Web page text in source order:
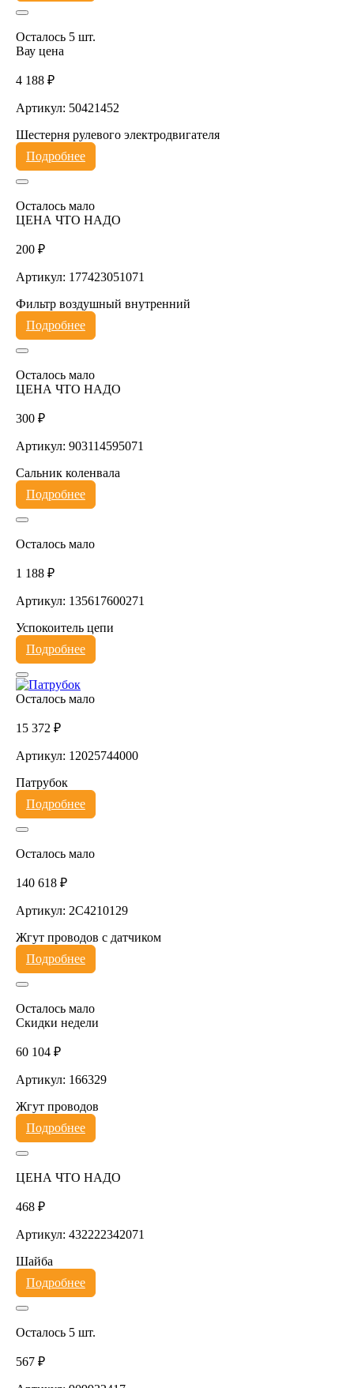
Осталось 5 шт.
Вау цена
4 188 ₽
Артикул: 50421452
Шестерня рулевого электродвигателя
Подробнее
Осталось мало
ЦЕНА ЧТО НАДО
200 ₽
Артикул: 177423051071
Фильтр воздушный внутренний
Подробнее
Осталось мало
ЦЕНА ЧТО НАДО
300 ₽
Артикул: 903114595071
Сальник коленвала
Подробнее
Осталось мало
1 188 ₽
Артикул: 135617600271
Успокоитель цепи
Подробнее
Осталось мало
15 372 ₽
Артикул: 12025744000
Патрубок
Подробнее
Осталось мало
140 618 ₽
Артикул: 2C4210129
Жгут проводов с датчиком
Подробнее
Осталось мало
Скидки недели
60 104 ₽
Артикул: 166329
Жгут проводов
Подробнее
ЦЕНА ЧТО НАДО
468 ₽
Артикул: 432222342071
Шайба
Подробнее
Осталось 5 шт.
567 ₽